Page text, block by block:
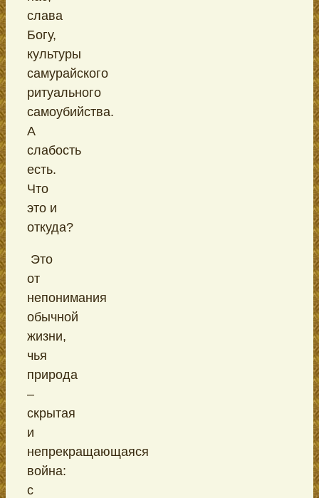
слава
Богу,
культуры
самурайского
ритуального
самоубийства.
А
слабость
есть.
Что
это и
откуда?
Это
от
непонимания
обычной
жизни,
чья
природа
–
скрытая
и
непрекращающаяся
война:
с